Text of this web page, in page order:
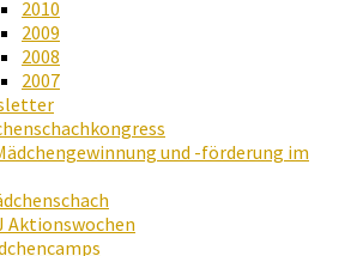
2010
2009
2008
2007
und -förderung im
Aktionswochen